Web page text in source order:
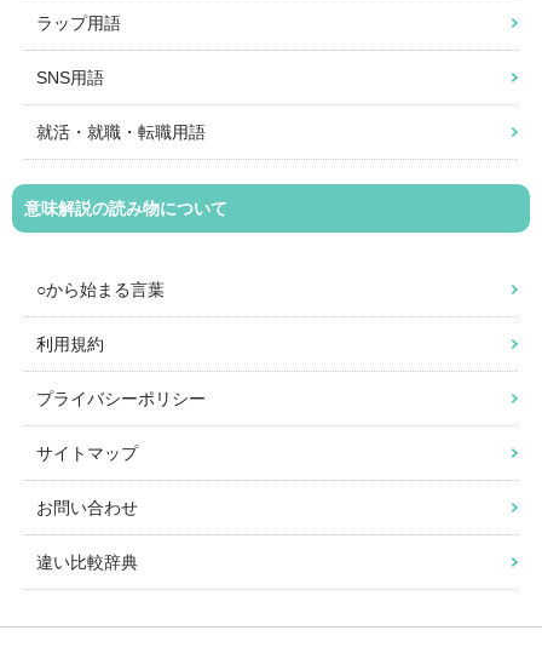
ラップ用語
SNS用語
就活・就職・転職用語
意味解説の読み物について
○から始まる言葉
利用規約
プライバシーポリシー
サイトマップ
お問い合わせ
違い比較辞典